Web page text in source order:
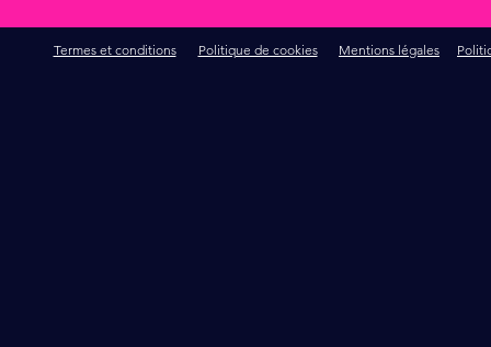
Termes et conditions Politique de cookies Mentions légales